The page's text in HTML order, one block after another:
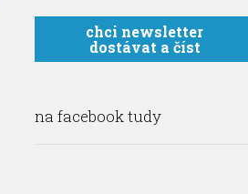
chci newsletter
dostávat a číst
na facebook tudy